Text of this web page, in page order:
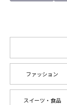
ファッション
スイーツ・食品